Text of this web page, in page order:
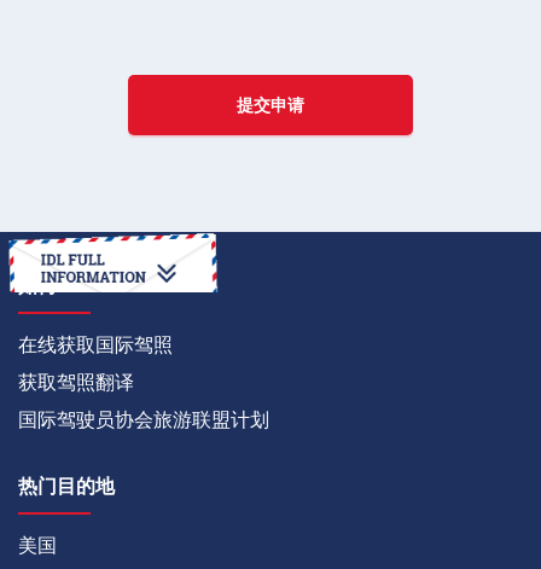
提交申请
如何
在线获取国际驾照
获取驾照翻译
国际驾驶员协会旅游联盟计划
热门目的地
美国